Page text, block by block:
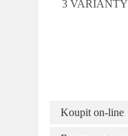
3 VARIANTY
Koupit on-line